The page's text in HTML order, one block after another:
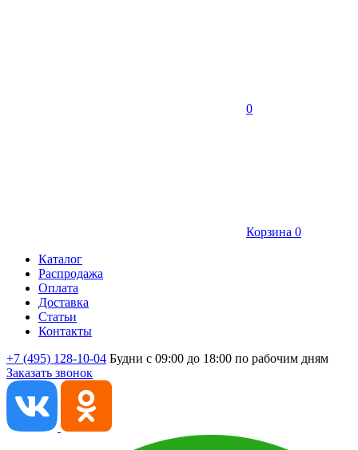
0
Корзина 0
Каталог
Распродажа
Оплата
Доставка
Статьи
Контакты
+7 (495) 128-10-04 Будни с 09:00 до 18:00 по рабочим дням
Заказать звонок